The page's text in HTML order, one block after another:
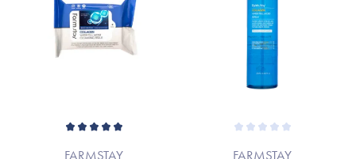
under rensning, som vil efterlade huden med en afbalanceret
og fornyet følelse.
Fri for parabener, silikone, sulfater, udtørrende alkoholer og
Lämnar huden mjuk! (Jag har torr hy)
20. Feb 2025
Fjerner makeup og efter lader huden så blød
FARMSTAY
FARMSTAY